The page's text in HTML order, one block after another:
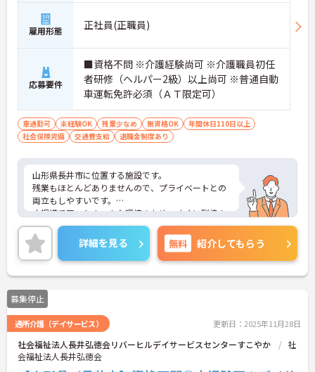
雇用形態 正社員(正職員)
応募要件
■資格不問 ※介護経験尚可 ※介護職員初任
者研修（ヘルパー2級）以上尚可 ※普通自動
車運転免許必須（ＡＴ限定可）
車通勤可 未経験OK 残業少なめ 無資格OK
年間休日110日以上
社会保険完備
交通費支給 退職金制度あり
山形県長井市に位置する施設です。
残業もほとんどありませんので、プライベートとの
両立もしやすいです。
小規模でアットホームな環境のため、すぐに馴染ん
でいただけます。
ご興味ある方には、面接対策ポイントなど、さらに
詳細をお話しいたしますのでお気軽にご相談くださ
い！
詳細を見る 無料 紹介してもらう
募集停止
通所介護（デイサービス） 更新日：2025年11月28日
社会福祉法人長井弘徳会リバーヒルデイサービスセンターすこやか
社
会福祉法人長井弘徳会